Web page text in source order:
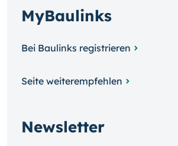
MyBaulinks
Bei Baulinks registrieren
Seite weiterempfehlen
Newsletter